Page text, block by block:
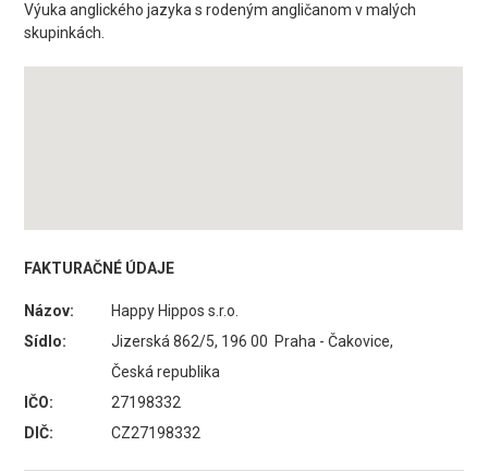
Výuka anglického jazyka s rodeným angličanom v malých
skupinkách.
FAKTURAČNÉ ÚDAJE
Názov:
Happy Hippos s.r.o.
Sídlo:
Jizerská 862/5, 196 00 Praha - Čakovice,
Česká republika
IČO:
27198332
DIČ:
CZ27198332